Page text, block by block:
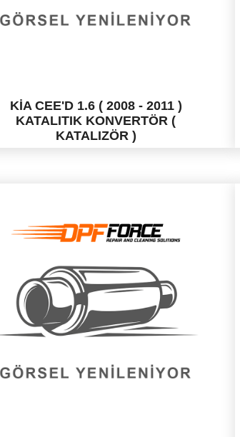
KİA CEE'D 1.6 ( 2008 - 2011 )
KATALITIK KONVERTÖR (
KATALIZÖR )